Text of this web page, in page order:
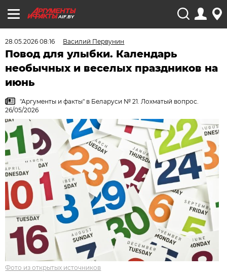
AIF.BY
28.05.2026 08:16 Василий Первунин
Повод для улыбки. Календарь
необычных и веселых праздников на
июнь
"Аргументы и факты" в Беларуси № 21. Лохматый вопрос.
26/05/2026
Фото из открытых источников